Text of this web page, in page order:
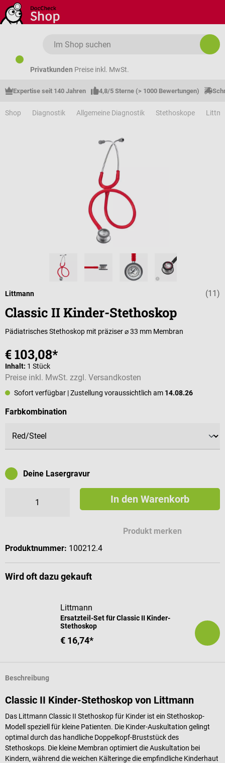
Zum Hauptinhalt springen
Privatkunden Preise inkl. MwSt.
Expertise seit 140 Jahren 4,8/5 Sterne (> 1000 Bewertungen)
Shop Diagnostik Allgemeine Diagnostik Stethoskope
(11)
Littmann
Classic II Kinder-Stethoskop
Pädiatrisches Stethoskop mit präziser ⌀ 33 mm Membran
€ 103,08*
Inhalt: 1 Stück
Preise inkl. MwSt. zzgl. Versandkosten
Sofort verfügbar | Zustellung voraussichtlich am 14.08.26
Farbkombinationauswählen
Deine Lasergravur
In den Warenkorb
Produkt merken
Produktnummer: 100212.4
Wird oft dazu gekauft
Littmann
Ersatzteil-Set für Classic II Kinder-
Stethoskop
€ 16,74*
Beschreibung
Classic II Kinder-Stethoskop von Littmann
Das Littmann Classic II Stethoskop für Kinder ist ein Stethoskop-
Modell speziell für kleine Patienten. Die Kinder-Auskultation gelingt
optimal durch das handliche Doppelkopf-Bruststück des
Stethoskops. Die kleine Membran optimiert die Auskultation bei
Kindern, während die weichen Kälteringe die empfindliche Kinderhaut